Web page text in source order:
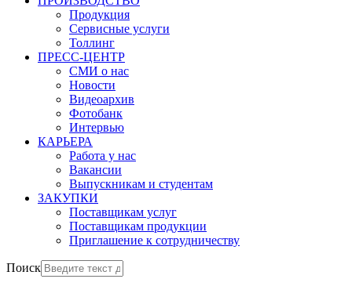
Продукция
Сервисные услуги
Толлинг
ПРЕСС-ЦЕНТР
СМИ о нас
Новости
Видеоархив
Фотобанк
Интервью
КАРЬЕРА
Работа у нас
Вакансии
Выпускникам и студентам
ЗАКУПКИ
Поставщикам услуг
Поставщикам продукции
Приглашение к сотрудничеству
Поиск